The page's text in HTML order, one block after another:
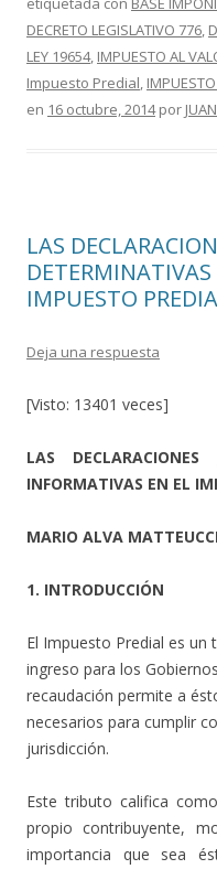
b
o
o
k
er p
ar
ti
r
DECRETO LEGISLATIVO 776,
LEY 19654, IMPUESTO AL
Impuesto Predial,
en 16 octubre, 2014por
LAS
IMPUESTO
Deja una respuesta
[Visto: 13401 veces]
LAS
INFORMATIVAS EN EL
MARIO ALVA
1. INTRODUCCIÓN
El Impuesto Predial es
ingreso para los
recaudación permite a
necesarios para cumplir
jurisdicción.
Este tributo califica
propio contribuyente,
importancia que sea